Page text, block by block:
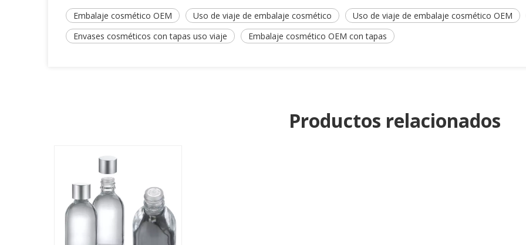
Embalaje cosmético OEM Uso de viaje de embalaje cosmético Uso de viaje de embalaje cosmético OEM
Envases cosméticos con tapas uso viaje
Embalaje cosmético OEM con tapas
Productos relacionados